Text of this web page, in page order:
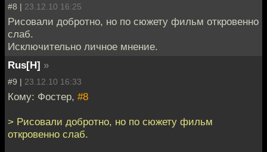
#8 | 23.12.10 16:25
Рисовали добротно, но по сюжету фильм откровенно
слаб.
Исключительно личное мнение.
Rus[H] »
#9 | 23.12.10 16:33
Кому: Фостер, #8
> Рисовали добротно, но по сюжету фильм
откровенно слаб.